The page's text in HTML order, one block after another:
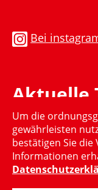
Bei
Aktuelle
Momentan gibt es
Um die
gewährleisten
bestätigen Sie die
Informationen